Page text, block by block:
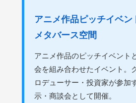
アニメ作品ピッチイベン
メタバース空間
アニメ作品のピッチイベント
会を組み合わせたイベント。
ロデューサー・投資家が参加
示・商談会として開催。